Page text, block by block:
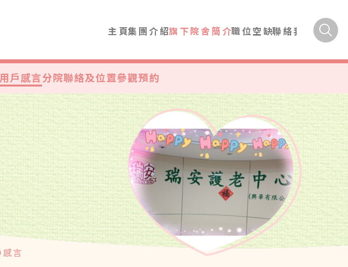
主頁集團介紹旗下院舍簡介職位空缺聯絡我們
用戶感言分院聯絡及位置參觀預約
言